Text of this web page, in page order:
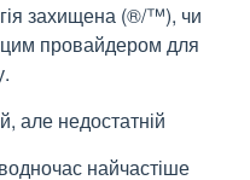
захищена (®/™), чи
провайдером для
але недостатній
найчастіше